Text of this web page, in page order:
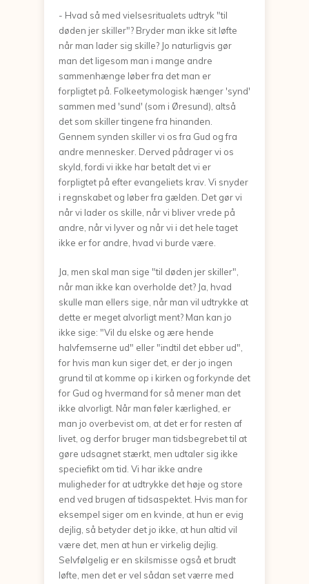
- Hvad så med vielsesritualets udtryk "til
døden jer skiller"? Bryder man ikke sit løfte
når man lader sig skille? Jo naturligvis gør
man det ligesom man i mange andre
sammenhænge løber fra det man er
forpligtet på. Folkeetymologisk hænger 'synd'
sammen med 'sund' (som i Øresund), altså
det som skiller tingene fra hinanden.
Gennem synden skiller vi os fra Gud og fra
andre mennesker. Derved pådrager vi os
skyld, fordi vi ikke har betalt det vi er
forpligtet på efter evangeliets krav. Vi snyder
i regnskabet og løber fra gælden. Det gør vi
når vi lader os skille, når vi bliver vrede på
andre, når vi lyver og når vi i det hele taget
ikke er for andre, hvad vi burde være.
Ja, men skal man sige "til døden jer skiller",
når man ikke kan overholde det? Ja, hvad
skulle man ellers sige, når man vil udtrykke at
dette er meget alvorligt ment? Man kan jo
ikke sige: "Vil du elske og ære hende
halvfemserne ud" eller "indtil det ebber ud",
for hvis man kun siger det, er der jo ingen
grund til at komme op i kirken og forkynde det
for Gud og hvermand for så mener man det
ikke alvorligt. Når man føler kærlighed, er
man jo overbevist om, at det er for resten af
livet, og derfor bruger man tidsbegrebet til at
gøre udsagnet stærkt, men udtaler sig ikke
speciefikt om tid. Vi har ikke andre
muligheder for at udtrykke det høje og store
end ved brugen af tidsaspektet. Hvis man for
eksempel siger om en kvinde, at hun er evig
dejlig, så betyder det jo ikke, at hun altid vil
være det, men at hun er virkelig dejlig.
Selvfølgelig er en skilsmisse også et brudt
løfte, men det er vel sådan set værre med